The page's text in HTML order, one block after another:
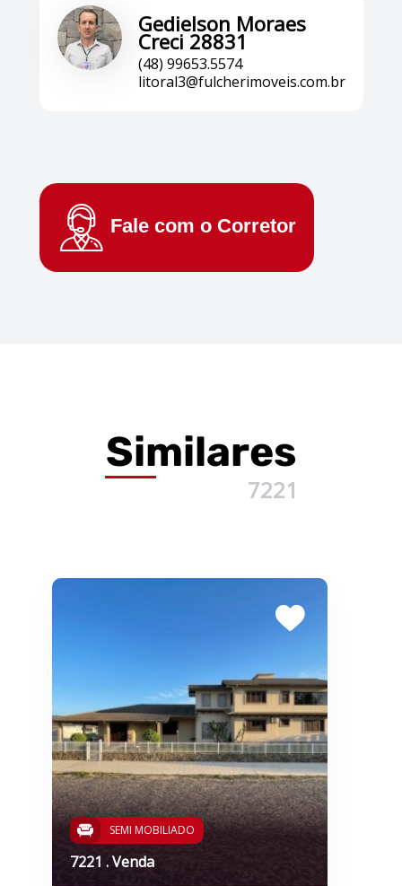
Gedielson Moraes
Creci 28831
(48) 99653.5574
litoral3@fulcherimoveis.com.br
Fale com o Corretor
Similares
7221
SEMI MOBILIADO
7221 . Venda